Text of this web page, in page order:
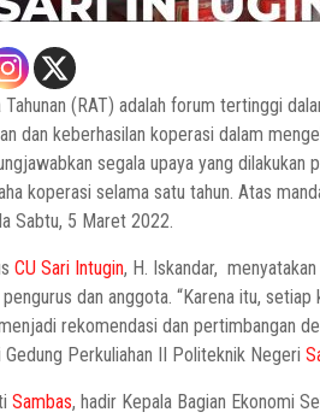
(RAT) adalah forum tertinggi
dan keberhasilan koperasi dalam
segala upaya yang dilakukan
koperasi selama satu tahun. Atas
Sabtu, 5 Maret 2022.
CU Sari Intugin, H. Iskandar,
dan anggota. “Karena itu,
rekomendasi dan pertimbangan
Gedung Perkuliahan II Politeknik Negeri
Sambas, hadir Kepala Bagian Ekonomi